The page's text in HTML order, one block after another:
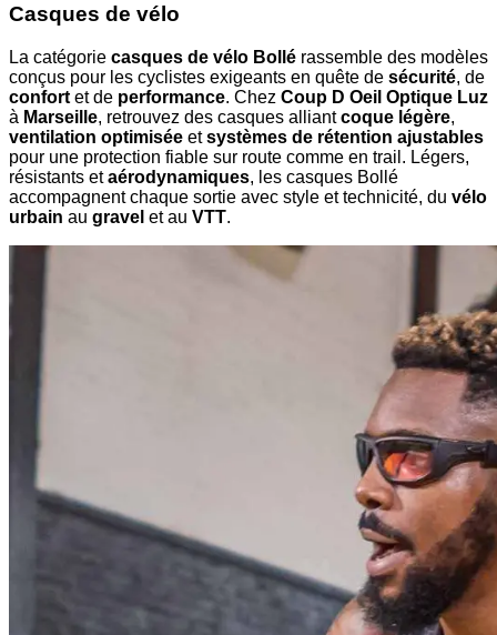
Casques de vélo
La catégorie casques de vélo Bollé rassemble des modèles
conçus pour les cyclistes exigeants en quête de sécurité, de
confort et de performance. Chez Coup D Oeil Optique Luz
à Marseille, retrouvez des casques alliantcoque légère,
ventilation optimisée etsystèmes de rétention ajustables
pour une protection fiable sur route comme en trail. Légers,
résistants etaérodynamiques, les casques Bollé
accompagnent chaque sortie avec style et technicité, du vélo
urbain au gravel et au VTT.